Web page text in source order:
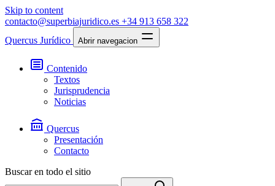
Skip to content
contacto@superbiajuridico.es +34 913 658 322
Quercus Jurídico
Abrir navegacion
Contenido
Textos
Jurisprudencia
Noticias
Quercus
Presentación
Contacto
Buscar en todo el sitio